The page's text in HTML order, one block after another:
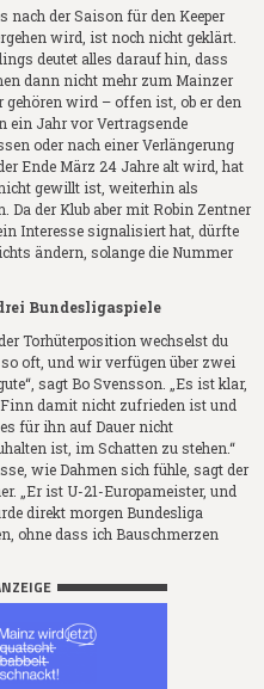
nach der Saison für den Keeper
wird, ist noch nicht geklärt.
deutet alles darauf hin, dass
dann nicht mehr zum Mainzer
gehören wird – offen ist, ob er den
ein Jahr vor Vertragsende
oder nach einer Verlängerung
Ende März 24 Jahre alt wird, hat
gewillt ist, weiterhin als
Da der Klub aber mit Robin Zentner
Interesse signalisiert hat, dürfte
ändern, solange die Nummer
Bundesligaspiele
der Torhüterposition wechselst du
oft, und wir verfügen über zwei
sagt Bo Svensson. „Es ist klar,
damit nicht zufrieden ist und
für ihn auf Dauer nicht
ist, im Schatten zu stehen.“
wie Dahmen sich fühle, sagt der
„Er ist U-21-Europameister, und
direkt morgen Bundesliga
ohne dass ich Bauschmerzen